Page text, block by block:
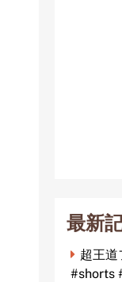
最新
超王
#shorts